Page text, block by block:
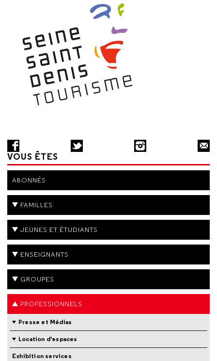
VOUS ÊTES
ABONNÉS
FAMILLES
JEUNES ET ÉTUDIANTS
ENSEIGNANTS
GROUPES
PROFESSIONNELS
Presse et Médias
Location d'espaces
Exhibition services